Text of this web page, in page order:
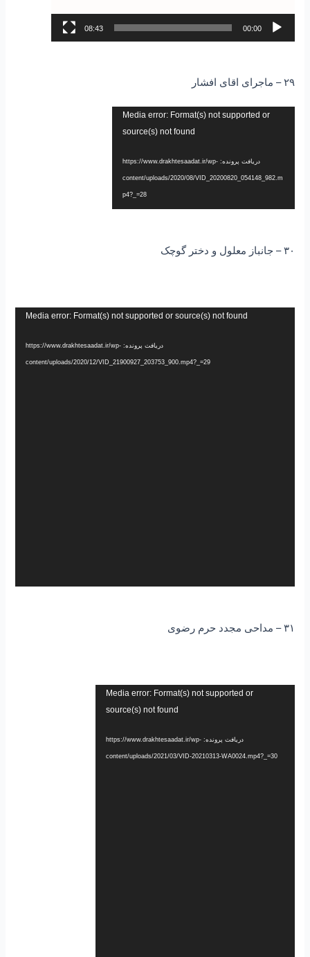
00:00
08:43
۲۹ – ماجرای اقای افشار
نمایشگرMedia error: Format(s) not supported or
source(s) not found
دریافت پرونده: https://www.drakhtesaadat.ir/wp-
content/uploads/2020/08/VID_20200820_054148_982.m
p4?_=28
۳۰ – جانباز معلول و دختر گوچک
Media error: Format(s) not supported or source(s) not found
دریافت پرونده: https://www.drakhtesaadat.ir/wp-
content/uploads/2020/12/VID_21900927_203753_900.mp4?_=29
۳۱ – مداحی مجدد حرم رضوی
Media error: Format(s) not supported or
source(s) not found
دریافت پرونده: https://www.drakhtesaadat.ir/wp-
content/uploads/2021/03/VID-20210313-WA0024.mp4?_=30